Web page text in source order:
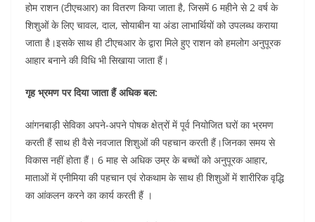
होम राशन (टीएचआर) का वितरण किया जाता है, जिसमें 6 महीने से 2 वर्ष के
शिशुओं के लिए चावल, दाल, सोयाबीन या अंडा लाभार्थियों को उपलब्ध कराया
जाता है।इसके साथ ही टीएचआर के द्वारा मिले हुए राशन को हमलोग अनुपूरक
आहार बनाने की विधि भी सिखाया जाता हैं।
गृह भ्रमण पर दिया जाता हैं अधिक बल:
आंगनबाड़ी सेविका अपने-अपने पोषक क्षेत्रों में पूर्व नियोजित घरों का भ्रमण
करती हैं साथ ही वैसे नवजात शिशुओं की पहचान करती हैं।जिनका समय से
विकास नहीं होता हैं। 6 माह से अधिक उम्र के बच्चों को अनुपूरक आहार,
माताओं में एनीमिया की पहचान एवं रोकथाम के साथ ही शिशुओं में शारीरिक वृद्धि
का आंकलन करने का कार्य करती हैं ।